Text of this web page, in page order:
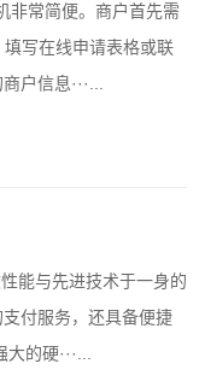
非常简便。商户首先需
写在线申请表格或联
户信息···...
能与先进技术于一身的
付服务，还具备便捷
的硬···...